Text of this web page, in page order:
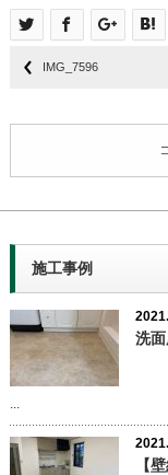
IMG_7596
施工事例
洗
【